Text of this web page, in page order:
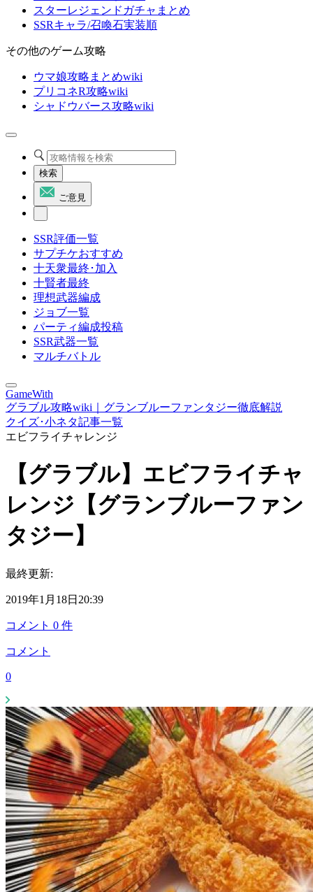
スターレジェンドガチャまとめ
SSRキャラ/召喚石実装順
その他のゲーム攻略
ウマ娘攻略まとめwiki
プリコネR攻略wiki
シャドウバース攻略wiki
検索
ご意見
SSR評価一覧
サプチケおすすめ
十天衆最終･加入
十賢者最終
理想武器編成
ジョブ一覧
パーティ編成投稿
SSR武器一覧
マルチバトル
GameWith
グラブル攻略wiki｜グランブルーファンタジー徹底解説
クイズ･小ネタ記事一覧
エビフライチャレンジ
【グラブル】エビフライチャ
レンジ【グランブルーファン
タジー】
最終更新:
2019年1月18日20:39
コメント 0 件
コメント
0